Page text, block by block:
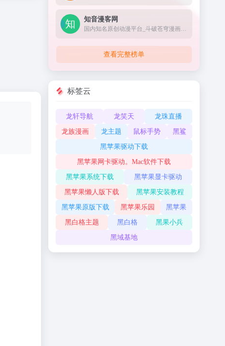
知音漫客网
国内知名原创动漫平台_斗破苍穹漫画官网_知音漫客网
查看完整榜单
标签云
龙轩导航 龙笑天 龙珠直播
龙族漫画 龙主题 鼠标手势 黑鲨
黑苹果驱动下载
黑苹果网卡驱动。Mac软件下载
黑苹果系统下载 黑苹果显卡驱动
黑苹果懒人版下载 黑苹果安装教程
黑苹果原版下载 黑苹果乐园 黑苹果
黑白格主题 黑白格 黑果小兵
黑域基地